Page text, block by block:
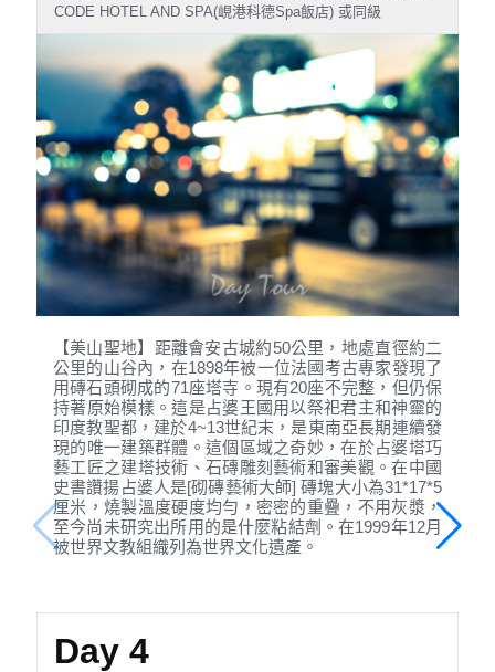
CODE HOTEL AND SPA(峴港科德Spa飯店) 或同級
【美山聖地】距離會安古城約50公里，地處直徑約二
公里的山谷內，在1898年被一位法國考古專家發現了
用磚石頭砌成的71座塔寺。現有20座不完整，但仍保
持著原始模樣。這是占婆王國用以祭祀君主和神靈的
印度教聖都，建於4~13世紀末，是東南亞長期連續發
現的唯一建築群體。這個區域之奇妙，在於占婆塔巧
藝工匠之建塔技術、石磚雕刻藝術和審美觀。在中國
史書讚揚占婆人是[砌磚藝術大師] 磚塊大小為31*17*5
厘米，燒製溫度硬度均勻，密密的重疊，不用灰漿，
至今尚未研究出所用的是什麼粘結劑。在1999年12月
被世界文教組織列為世界文化遺產。
Day 4